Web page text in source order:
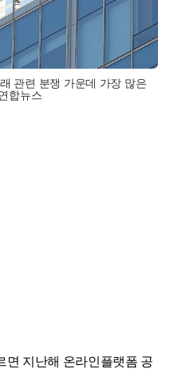
관련 분쟁 가운데 가장 많은
합뉴스
면 지난해 온라인플랫폼 공